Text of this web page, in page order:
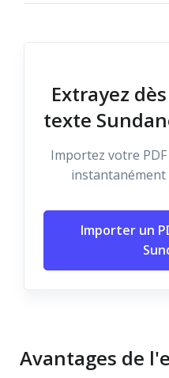
Extrayez
texte
Importez votre
instantanément
Importer un
Avantages de